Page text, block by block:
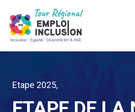
Etape 2025,